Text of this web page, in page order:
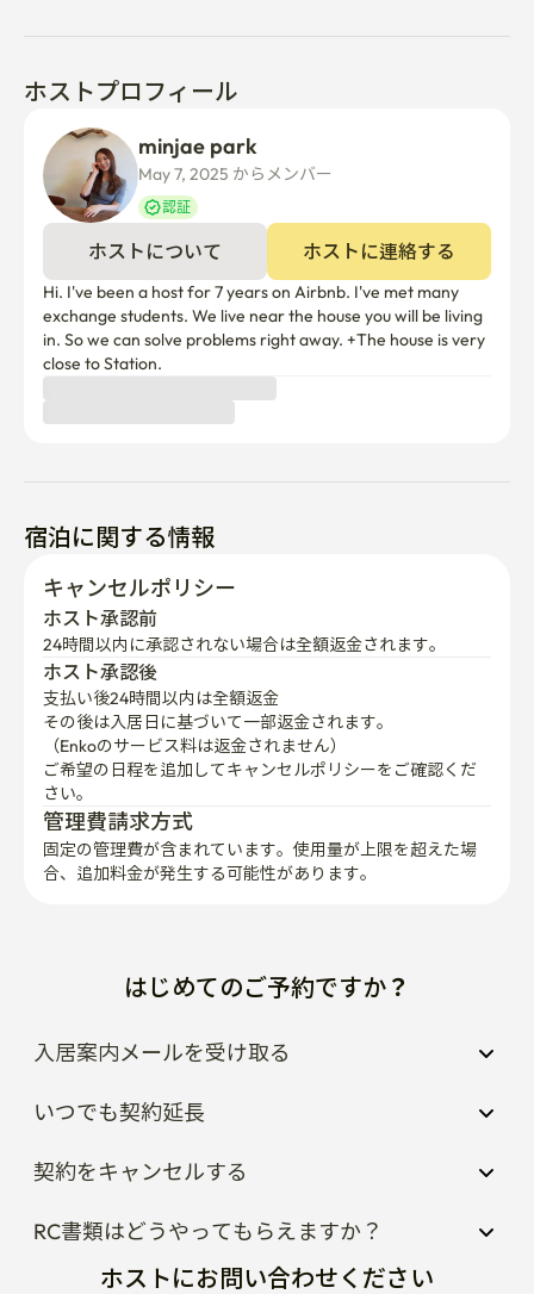
ホストプロフィール
minjae park
May 7, 2025 からメンバー
認証
ホストについて ホストに連絡する
Hi. I've been a host for 7 years on Airbnb. I've met many
exchange students. We live near the house you will be living
in. So we can solve problems right away. +The house is very
close to Station.
宿泊に関する情報
キャンセルポリシー
ホスト承認前
24時間以内に承認されない場合は全額返金されます。
ホスト承認後
支払い後24時間以内は全額返金
その後は入居日に基づいて一部返金されます。
（Enkoのサービス料は返金されません）
ご希望の日程を追加してキャンセルポリシーをご確認くだ
さい。
管理費請求方式
固定の管理費が含まれています。使用量が上限を超えた場
合、追加料金が発生する可能性があります。
はじめてのご予約ですか？
入居案内メールを受け取る
いつでも契約延長
契約をキャンセルする
RC書類はどうやってもらえますか？
ホストにお問い合わせください